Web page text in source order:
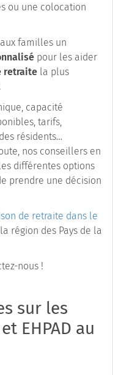
ou une colocation
familles un
pour les aider
retraite la plus
capacité
tarifs,
résidents…
nos conseillers en
différentes options
prendre une décision
de retraite dans le
région des Pays de la
nous !
sur les
EHPAD au